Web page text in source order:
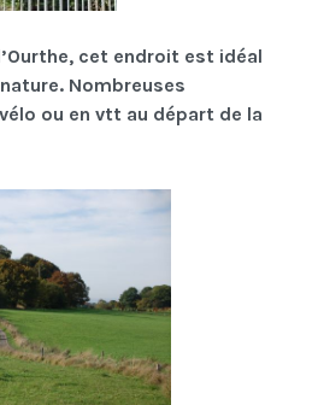
cet endroit est idéal
Nombreuses
ou en vtt au départ de la